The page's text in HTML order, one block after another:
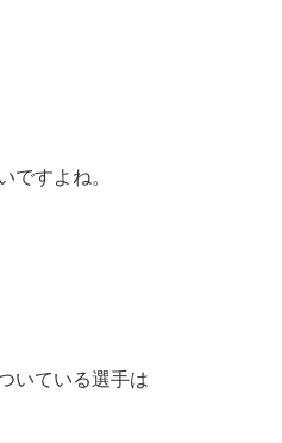
ですよね。
いている選手は